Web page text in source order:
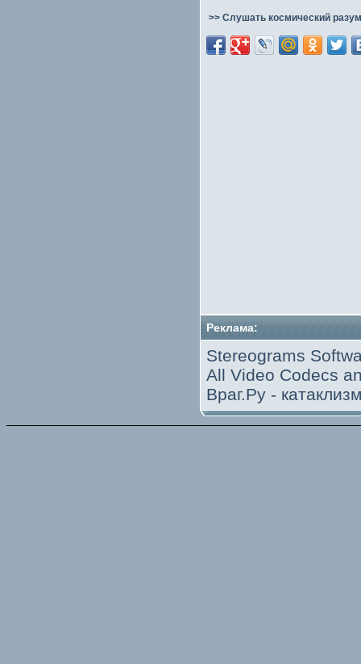
>> Слушать космический
Реклама:
Stereograms
All Video Codecs
Враг.Ру -